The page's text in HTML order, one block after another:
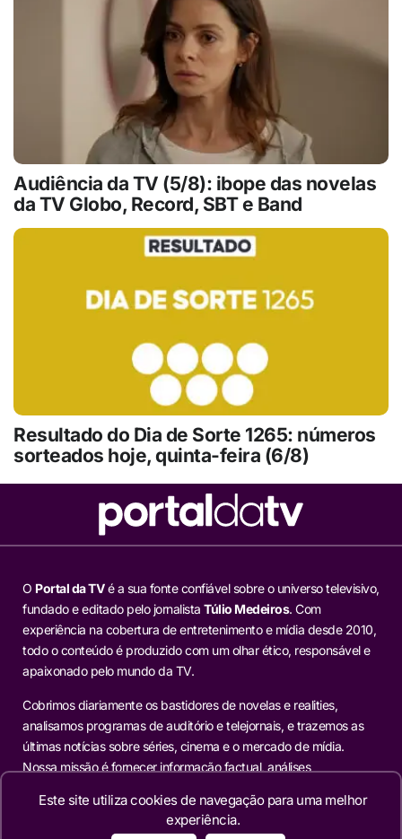
Audiência da TV (5/8): ibope das novelas
da TV Globo, Record, SBT e Band
Resultado do Dia de Sorte 1265: números
sorteados hoje, quinta-feira (6/8)
O Portal da TVé a sua fonte confiável sobre o universo televisivo,
fundado e editado pelo jornalista Túlio Medeiros. Com
experiência na cobertura de entretenimento e mídia desde 2010,
todo o conteúdo é produzido com um olhar ético, responsável e
apaixonado pelo mundo da TV.
Cobrimos diariamente os bastidores de novelas e realities,
analisamos programas de auditório e telejornais, e trazemos as
últimas notícias sobre séries, cinema e o mercado de mídia.
Nossa missão é fornecer informação factual, análises
buscam mais do que o óbvio.
Este site utiliza cookies de navegação para uma melhor
experiência.